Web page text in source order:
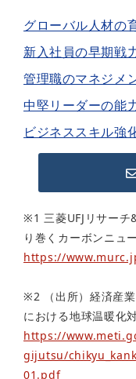
グローバル人材の
新入社員の早期戦
管理職のマネジメ
中堅リーダーの能
ビジネススキル強
※1 三菱UFJリサーチ
り巻くカーボンニュ
https://
※2 （出所）経済産
における地球温暖化
https://
gijutsu/
01.pdf